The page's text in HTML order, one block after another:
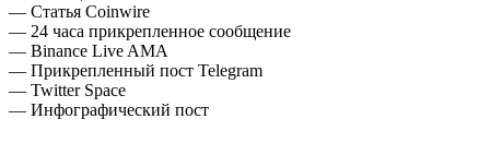
— Статья Coinwire
— 24 часа прикрепленное сообщение
— Binance Live AMA
— Прикрепленный пост Telegram
— Twitter Space
— Инфографический пост